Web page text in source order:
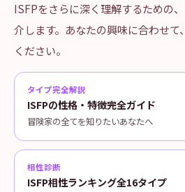
ISFPをさらに深く理解するための
介します。あなたの興味に合わせて
ください。
タイプ完全解説
ISFPの性格・特徴完全ガイド
冒険家の全てを知りたいあなたへ
相性診断
ISFP相性ランキング全16タイプ